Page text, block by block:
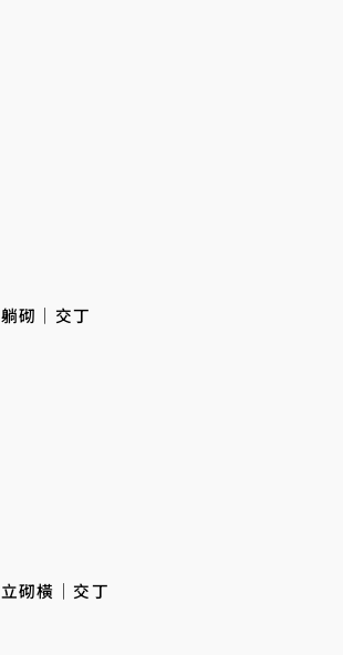
​躺砌｜交丁
立砌橫｜交丁